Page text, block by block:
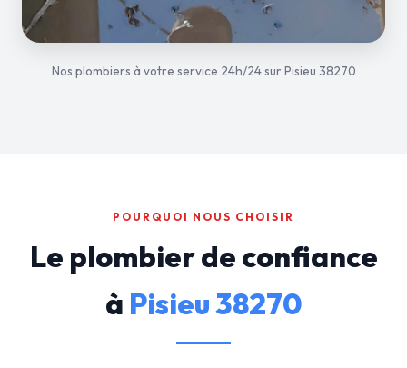
Nos plombiers à votre service 24h/24 sur Pisieu 38270
POURQUOI NOUS CHOISIR
Le plombier de confiance
à Pisieu 38270